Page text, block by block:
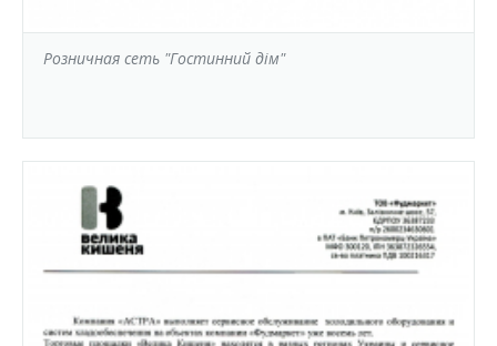
Розничная сеть "Гостинний дім"